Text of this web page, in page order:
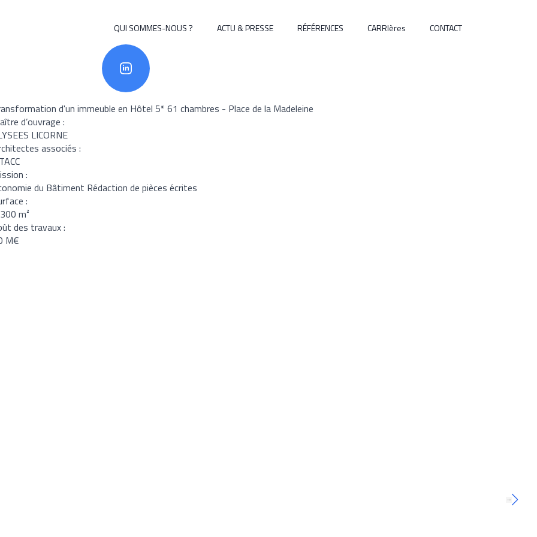
QUI SOMMES-NOUS ? ACTU & PRESSE RÉFÉRENCES CONTACT
QUI SOMMES-NOUS ? ACTU & PRESSE RÉFÉRENCES CARRIères CONTACT
d'un immeuble en Hôtel 5* 61 chambres - Place de la Madeleine
d’ouvrage :
LICORNE
associés :
:
du Bâtiment Rédaction de pièces écrites
:
m²
des travaux :
M€